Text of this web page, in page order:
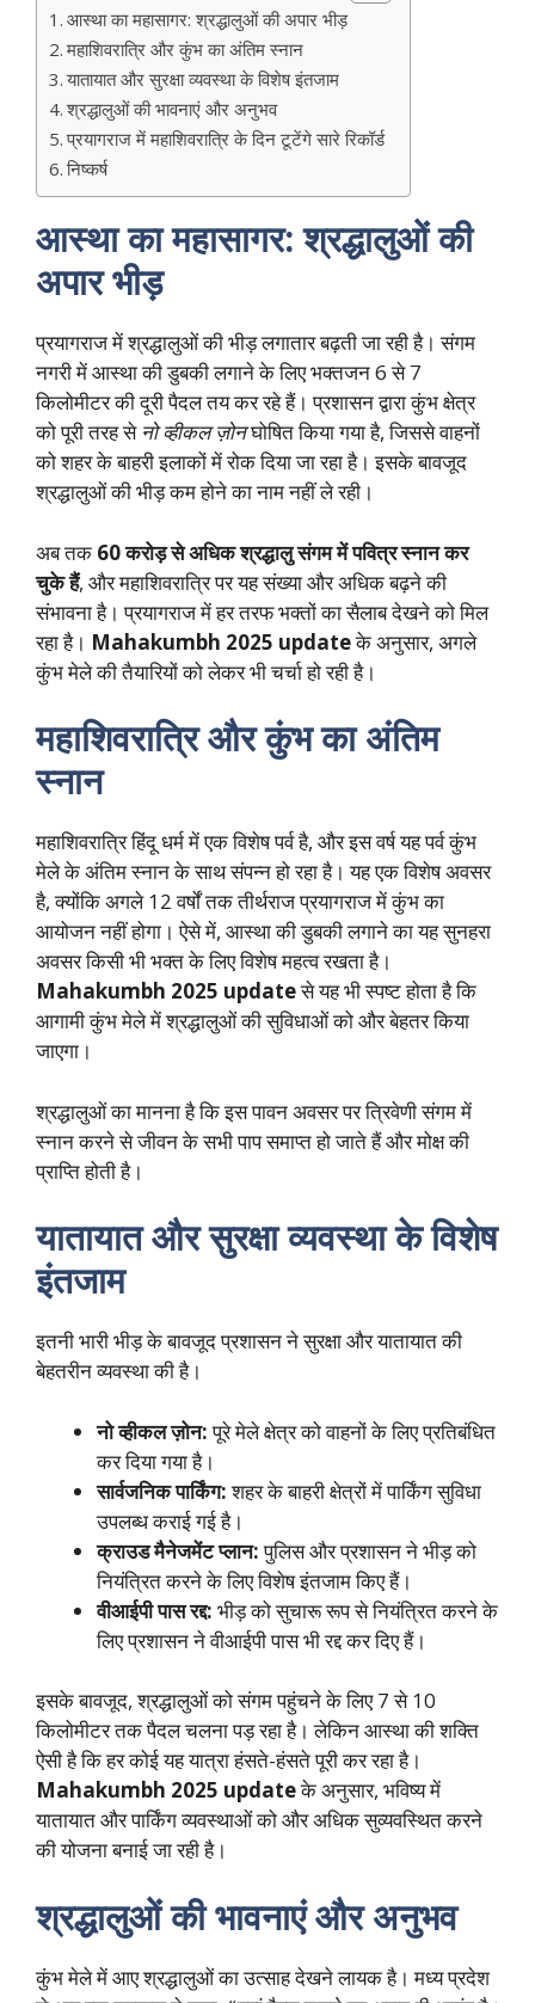
आस्था का महासागर: श्रद्धालुओं की अपार भीड़
महाशिवरात्रि और कुंभ का अंतिम स्नान
यातायात और सुरक्षा व्यवस्था के विशेष इंतजाम
श्रद्धालुओं की भावनाएं और अनुभव
प्रयागराज में महाशिवरात्रि के दिन टूटेंगे सारे रिकॉर्ड
निष्कर्ष
आस्था का महासागर: श्रद्धालुओं की
अपार भीड़
प्रयागराज में श्रद्धालुओं की भीड़ लगातार बढ़ती जा रही है। संगम
नगरी में आस्था की डुबकी लगाने के लिए भक्तजन 6 से 7
किलोमीटर की दूरी पैदल तय कर रहे हैं। प्रशासन द्वारा कुंभ क्षेत्र
को पूरी तरह से नो व्हीकल ज़ोनघोषित किया गया है, जिससे वाहनों
को शहर के बाहरी इलाकों में रोक दिया जा रहा है। इसके बावजूद
श्रद्धालुओं की भीड़ कम होने का नाम नहीं ले रही।
अब तक 60 करोड़ से अधिक श्रद्धालु संगम में पवित्र स्नान कर
चुके हैं, और महाशिवरात्रि पर यह संख्या और अधिक बढ़ने की
संभावना है। प्रयागराज में हर तरफ भक्तों का सैलाब देखने को मिल
रहा है। Mahakumbh 2025 updateके अनुसार, अगले
कुंभ मेले की तैयारियों को लेकर भी चर्चा हो रही है।
महाशिवरात्रि और कुंभ का अंतिम
स्नान
महाशिवरात्रि हिंदू धर्म में एक विशेष पर्व है, और इस वर्ष यह पर्व कुंभ
मेले के अंतिम स्नान के साथ संपन्न हो रहा है। यह एक विशेष अवसर
है, क्योंकि अगले 12 वर्षों तक तीर्थराज प्रयागराज में कुंभ का
आयोजन नहीं होगा। ऐसे में, आस्था की डुबकी लगाने का यह सुनहरा
अवसर किसी भी भक्त के लिए विशेष महत्व रखता है।
Mahakumbh 2025 updateसे यह भी स्पष्ट होता है कि
आगामी कुंभ मेले में श्रद्धालुओं की सुविधाओं को और बेहतर किया
जाएगा।
श्रद्धालुओं का मानना है कि इस पावन अवसर पर त्रिवेणी संगम में
स्नान करने से जीवन के सभी पाप समाप्त हो जाते हैं और मोक्ष की
प्राप्ति होती है।
यातायात और सुरक्षा व्यवस्था के विशेष
इंतजाम
इतनी भारी भीड़ के बावजूद प्रशासन ने सुरक्षा और यातायात की
बेहतरीन व्यवस्था की है।
नो व्हीकल ज़ोन:पूरे मेले क्षेत्र को वाहनों के लिए प्रतिबंधित
कर दिया गया है।
सार्वजनिक पार्किंग:शहर के बाहरी क्षेत्रों में पार्किंग सुविधा
उपलब्ध कराई गई है।
क्राउड मैनेजमेंट प्लान:पुलिस और प्रशासन ने भीड़ को
नियंत्रित करने के लिए विशेष इंतजाम किए हैं।
वीआईपी पास रद्द: भीड़ को सुचारू रूप से नियंत्रित करने के
लिए प्रशासन ने वीआईपी पास भी रद्द कर दिए हैं।
इसके बावजूद, श्रद्धालुओं को संगम पहुंचने के लिए 7 से 10
किलोमीटर तक पैदल चलना पड़ रहा है। लेकिन आस्था की शक्ति
ऐसी है कि हर कोई यह यात्रा हंसते-हंसते पूरी कर रहा है।
Mahakumbh 2025 updateके अनुसार, भविष्य में
यातायात और पार्किंग व्यवस्थाओं को और अधिक सुव्यवस्थित करने
की योजना बनाई जा रही है।
श्रद्धालुओं की भावनाएं और अनुभव
कुंभ मेले में आए श्रद्धालुओं का उत्साह देखने लायक है। मध्य प्रदेश